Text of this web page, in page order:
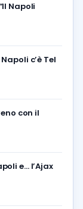
Napoli
c’è Tel
con il
e… l’Ajax